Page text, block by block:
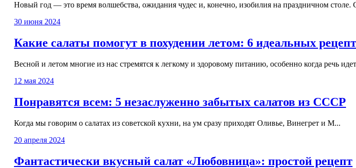
Новый год — это время волшебства, ожидания чудес и, конечно, изобилия на праздничном столе.
30 июня 2024
Какие салаты помогут в похудении летом: 6 идеальных
Весной и летом многие из нас стремятся к легкому и здоровому питанию, особенно когда речь
12 мая 2024
Понравятся всем: 5 незаслуженно забытых салатов из СССР
Когда мы говорим о салатах из советской кухни, на ум сразу приходят Оливье, Винегрет и М...
20 апреля 2024
Фантастически вкусный салат «Любовница»: простой рецепт